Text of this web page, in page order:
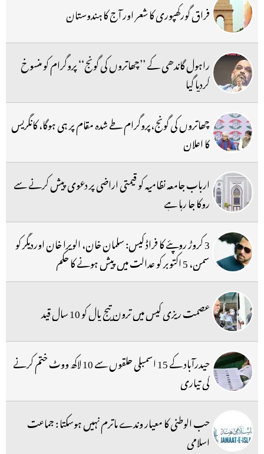
فراق گورکھپوری کا شعر اور آج کا ہندوستان
راہول گاندھی کے ’’چھاتروں کی گونج‘‘ پروگرام کو منسوخ
کردیا گیا
چھاتروں کی گونج،پروگرام طے شدہ مقام پر ہی ہوگا، کانگریس
کا اعلان
ارباب جامعہ نظامیہ کو قیمتی اراضی پر دعوی پیش کرنے سے
روکا جا رہا ہے
3 کروڑ روپئے کا فراڈ کیس: سلمان خان، الویرا خان اوردیگر کو
سمن، 5 اکتوبر کو عدالت میں پیش ہونے کا حکم
عصمت ریزی کیس میں ترون تیج پال کو 10 سال قید
حیدرآباد کے 15 اسمبلی حلقوں سے 10 لاکھ ووٹ ختم کرنے
کی تیاری
حب الوطنی کا معیار وندے ماترم نہیں ہوسکتا : جماعت
اسلامی